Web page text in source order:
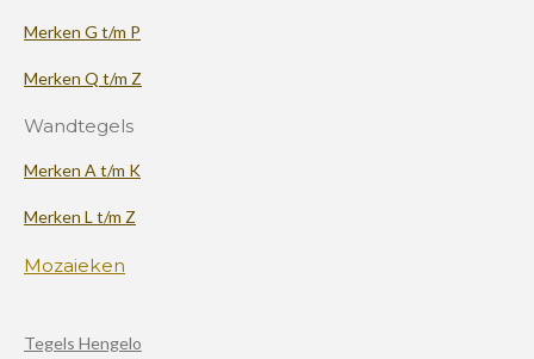
Merken G t/m P
Merken Q t/m Z
Wandtegels
Merken A t/m K
Merken L t/m Z
Mozaieken
Tegels Hengelo